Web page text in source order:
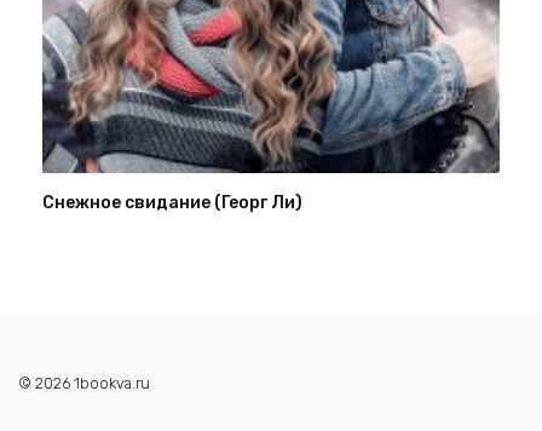
Снежное свидание (Георг Ли)
© 2026 1bookva.ru